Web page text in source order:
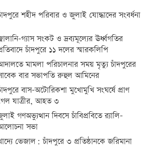
শহীদ পরিবার ও জুলাই যোদ্ধাদের সংবর্ধনা
গ্যাস সংকট ও দ্রব্যমূল্যের ঊর্ধ্বগতির
চাঁদপুরে ১১ দলের স্মারকলিপি
মামলা পরিচালনার সময় মৃত্যু চাঁদপুরের
বার সভাপতি রুহুল আমিনের
বাস-অটোরিকশা মুখোমুখি সংঘর্ষে প্রাণ
যাত্রীর, আহত ৩
গণঅভ্যুত্থান দিবসে চাঁবিপ্রবিতে র‍্যালি-
সভা
ভেজাল: চাঁদপুরে ৩ প্রতিষ্ঠানকে জরিমানা